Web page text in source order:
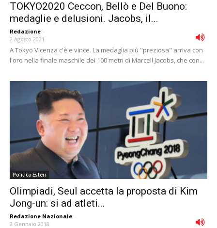
TOKYO2020 Ceccon, Bellò e Del Buono:
medaglie e delusioni. Jacobs, il...
Redazione -
2 Agosto 2021
A Tokyo Vicenza c'è e vince. La medaglia più "preziosa" arriva con
l'oro nella finale maschile dei 100 metri di Marcell Jacobs, che con...
Politica Esteri
Olimpiadi, Seul accetta la proposta di Kim
Jong-un: si ad atleti...
Redazione Nazionale -
2 Gennaio 2018